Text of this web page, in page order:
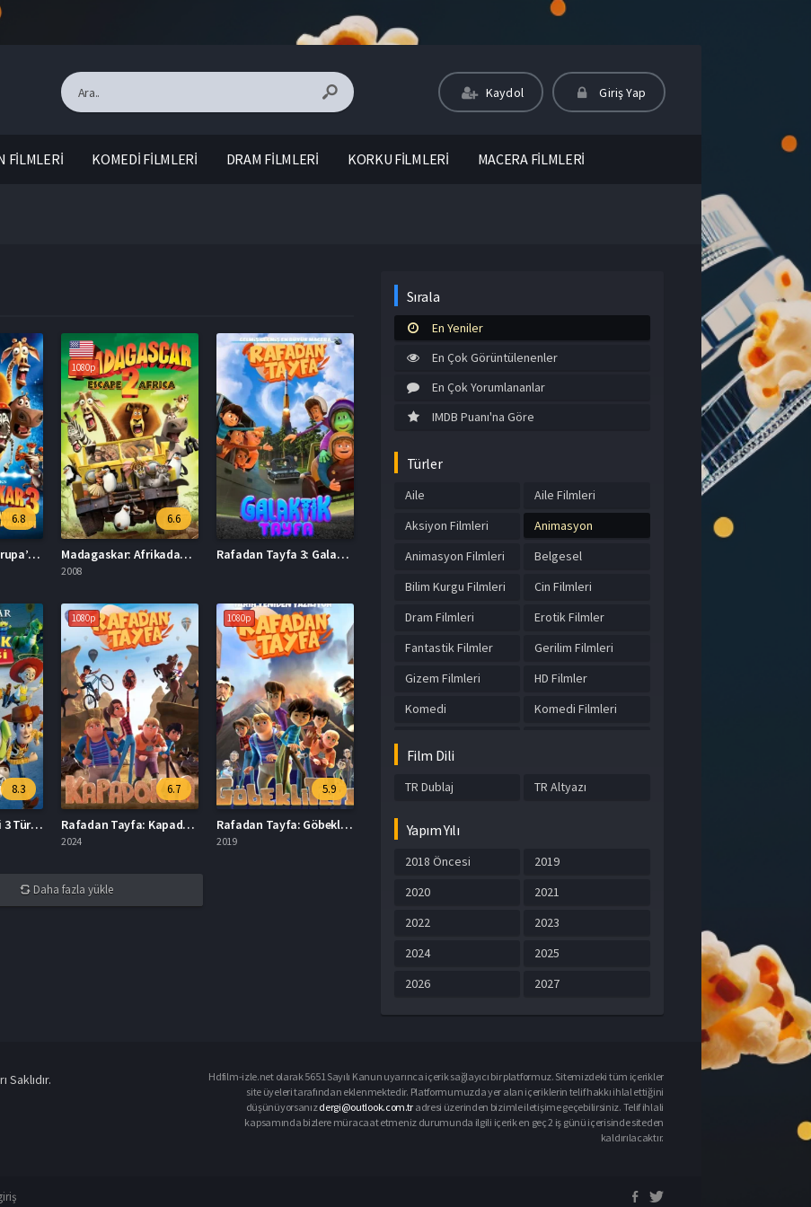
Kaydol Giriş Yap
FİLMLERİ KOMEDİ FİLMLERİ DRAM FİLMLERİ KORKU FİLMLERİ MACERA FİLMLERİ
6.8
Madagaskar 3: Avrupa’nın En Çok Arananlar Türkçe Dublaj İzle
1080p
6.6
Madagaskar: Afrikadan Kaçış İzle
2008
Rafadan Tayfa 3: Galaktik Tayfa Full HD İzle
8.3
Oyuncak Hikayesi 3 Türkçe Dublaj İzle
1080p
6.7
Rafadan Tayfa: Kapadokya Full İzle
2024
1080p
5.9
Rafadan Tayfa: Göbeklitepe Full İzle
2019
Daha fazla yükle
Sırala
En Yeniler
En Çok Görüntülenenler
En Çok Yorumlananlar
IMDB Puanı'na Göre
Türler
Aile
Aile Filmleri
Aksiyon Filmleri
Animasyon
Animasyon Filmleri
Belgesel
Bilim Kurgu Filmleri
Cin Filmleri
Dram Filmleri
Erotik Filmler
Fantastik Filmler
Gerilim Filmleri
Gizem Filmleri
HD Filmler
Komedi
Komedi Filmleri
Film Dili
TR Dublaj TR Altyazı
Yapım Yılı
2018 Öncesi
2019
2020
2021
2022
2023
2024
2025
2026
2027
Saklıdır.
Hdfilm-izle.net olarak 5651 Sayılı Kanun uyarınca içerik sağlayıcı bir platformuz. Sitemizdeki tüm içerikler
site üyeleri tarafından eklenmektedir. Platformumuzda yer alan içeriklerin telif hakkı ihlal ettiğini
düşünüyorsanızdergi@outlook.com.tr adresi üzerinden bizimle iletişime geçebilirsiniz. Telif ihlali
kapsamında bizlere müracaat etmeniz durumunda ilgili içerik en geç 2 iş günü içerisinde siteden
kaldırılacaktır.